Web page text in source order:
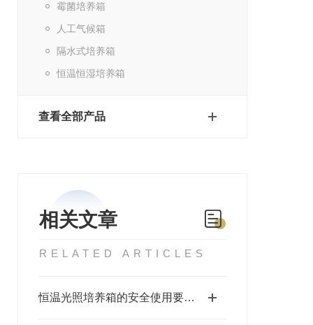
霉菌培养箱
人工气候箱
隔水式培养箱
恒温恒湿培养箱
查看全部产品
相关文章
RELATED ARTICLES
恒温光照培养箱的安全使用要求都有哪些